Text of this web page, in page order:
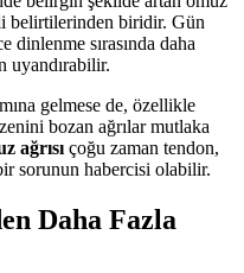
belirtilerinden biridir. Gün
dinlenme sırasında daha
uyandırabilir.
gelmese de, özellikle
bozan ağrılar mutlaka
ağrısı çoğu zaman tendon,
sorunun habercisi olabilir.
Daha Fazla